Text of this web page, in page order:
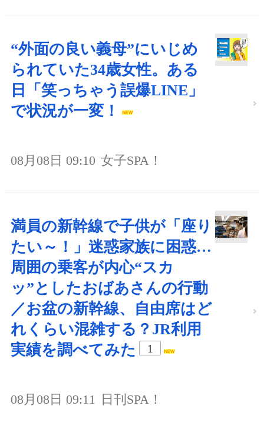
“外面の良い義母”にいじめ
られていた34歳女性。ある
日「笑っちゃう誤爆LINE」
で状況が一変！
08月08日 09:10 女子SPA！
満員の新幹線で子供が「座り
たい～！」迷惑家族に困惑…
周囲の乗客が内心“スカ
ッ”としたおばあさんの行動
／お盆の新幹線、自由席はど
れくらい混雑する？JR利用
実績を調べてみた
1
08月08日 09:11 日刊SPA！